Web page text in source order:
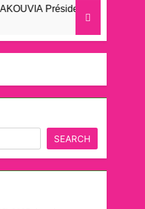
du Conseil de
SEARCH